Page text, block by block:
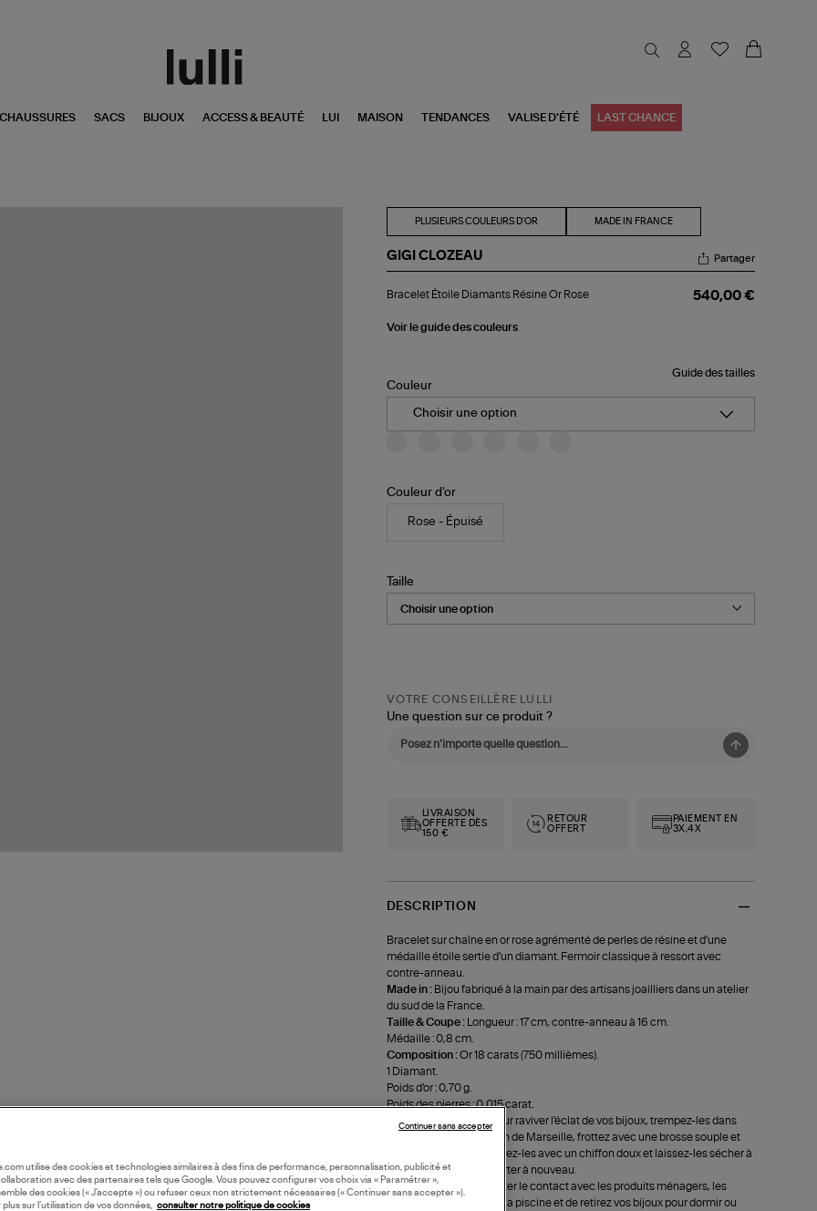
CHAUSSURES SACS BIJOUX ACCESS & BEAUTÉ LUI MAISON TENDANCES VALISE D'ÉTÉ LAST CHANCE
PLUSIEURS COULEURS D'OR MADE IN FRANCE
GIGI CLOZEAU
Étoile
Résine
Partager
Bracelet Étoile Diamants Résine Or Rose 540,00 €
Voir le guide des couleurs
Guide des tailles
Couleur
Choisir une option
Couleur d'or
Rose - Épuisé
Taille
VOTRE CONSEILLÈRE LULLI
Une question sur ce produit ?
LIVRAISON
OFFERTE DÈS
150 €
RETOUR
OFFERT
PAIEMENT EN
3X,4X
DESCRIPTION
Bracelet sur chaîne en or rose agrémenté de perles de résine et d'une
médaille étoile sertie d'un diamant. Fermoir classique à ressort avec
contre-anneau.
Made in : Bijou fabriqué à la main par des artisans joailliers dans un atelier
du sud de la France.
Taille & Coupe :
Longueur : 17 cm, contre-anneau à 16 cm.
Médaille : 0,8 cm.
Composition :Or 18 carats (750 millièmes).
1 Diamant.
Poids d'or : 0,70 g.
Poids des pierres : 0,015 carat.
Conseil d'entretien :
Pour raviver l'éclat de vos bijoux, trempez-les dans
l'eau tiède avec du savon de Marseille, frottez avec une brosse souple et
rincez à l'eau clair. Essuyez-les avec un chiffon doux et laissez-les sécher à
l'air libre avant de les porter à nouveau.
Il est recommandé d'éviter le contact avec les produits ménagers, les
cosmétiques, la mer ou la piscine et de retirez vos bijoux pour dormir ou
utilise des cookies et technologies similaires à des fins de performance, personnalisation, publicité et
avec des partenaires tels que Google. Vous pouvez configurer vos choix via « Paramétrer »,
des cookies (« J’accepte ») ou refuser ceux non strictement nécessaires (« Continuer sans accepter »).
plus sur l’utilisation de vos données,
consulter notre politique de cookies
Continuer sans accepter